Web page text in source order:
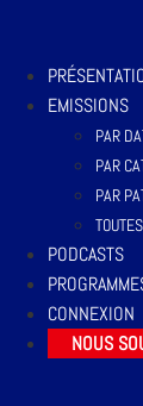
EMISSIONS
PAR
PAR
PAR
PODCASTS
CONNEXION
NOUS